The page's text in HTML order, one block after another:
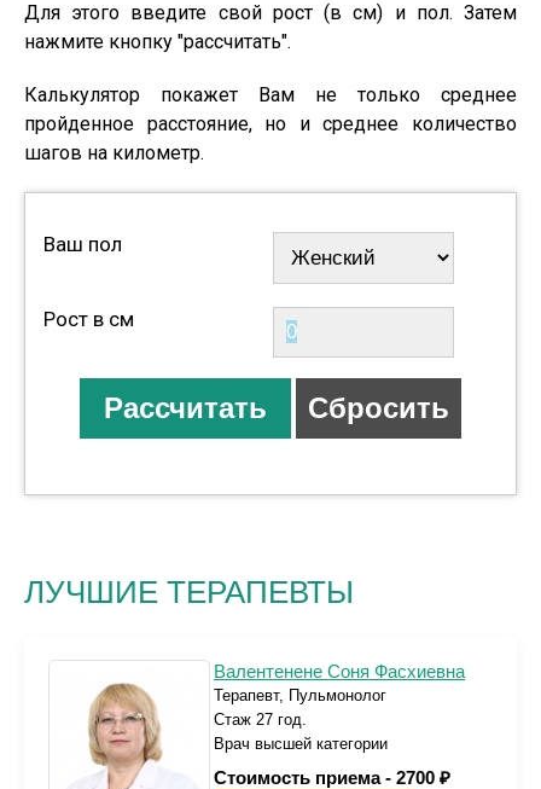
Для этого введите свой рост (в см) и пол. Затем
нажмите кнопку "рассчитать".
Калькулятор покажет Вам не только среднее
пройденное расстояние, но и среднее количество
шагов на километр.
Ваш пол
Рост в см
ЛУЧШИЕ ТЕРАПЕВТЫ
Валентенене Соня Фасхиевна
Терапевт, Пульмонолог
Стаж 27 год.
Врач высшей категории
Стоимость приема - 2700 ₽